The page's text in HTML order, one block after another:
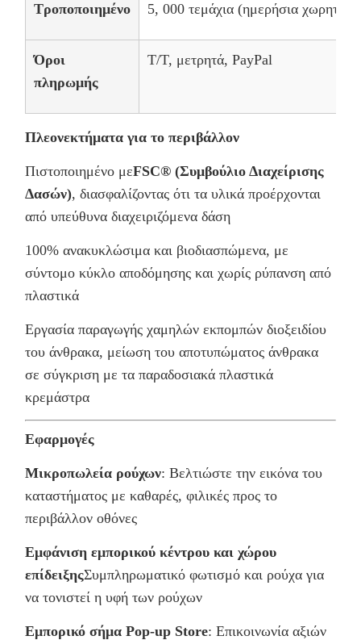
Τροποποιημένο 5, 000 τεμάχια (ημερήσια
Όροι
πληρωμής
Τ/Τ, μετρητά, PayPal
Πλεονεκτήματα για το περιβάλλον
Πιστοποιημένο μεFSC® (Συμβούλιο Διαχείρισης
Δασών), διασφαλίζοντας ότι τα υλικά προέρχονται
από υπεύθυνα διαχειριζόμενα δάση
100% ανακυκλώσιμα και βιοδιασπώμενα, με
σύντομο κύκλο αποδόμησης και χωρίς ρύπανση από
πλαστικά
Εργασία παραγωγής χαμηλών εκπομπών διοξειδίου
του άνθρακα, μείωση του αποτυπώματος άνθρακα
σε σύγκριση με τα παραδοσιακά πλαστικά
κρεμάστρα
Εφαρμογές
Μικροπωλεία ρούχων: Βελτιώστε την εικόνα του
καταστήματος με καθαρές, φιλικές προς το
περιβάλλον οθόνες
Εμφάνιση εμπορικού κέντρου και χώρου
επίδειξηςΣυμπληρωματικό φωτισμό και ρούχα για
να τονιστεί η υφή των ρούχων
Εμπορικό σήμα Pop-up Store: Επικοινωνία αξιών